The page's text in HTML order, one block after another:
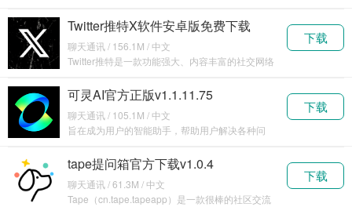
Twitter推特X软件安卓版免费下载
v10.81.0-release.0
聊天通讯 / 156.1M / 中文
Twitter推特是一款功能强大、内容丰富的社交网络
下载
可灵AI官方正版v1.1.11.75
聊天通讯 / 105.1M / 中文
旨在成为用户的智能助手，帮助用户解决各种问
下载
tape提问箱官方下载v1.0.4
聊天通讯 / 61.3M / 中文
Tape（cn.tape.tapeapp）是一款很棒的社区交流
下载